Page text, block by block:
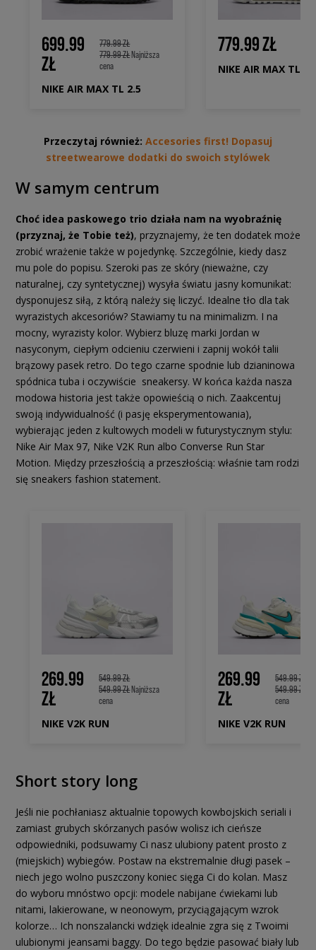
699.99
ZŁ
779.99 ZŁ
779.99 ZŁNajniższa
cena
NIKE AIR MAX TL 2.5
779.99 ZŁ
NIKE AIR MAX TL
Przeczytaj również: Accesories first! Dopasuj
streetwearowe dodatki do swoich stylówek
W samym centrum
Choć idea paskowego trio działa nam na wyobraźnię
(przyznaj, że Tobie też), przyznajemy, że ten dodatek może
zrobić wrażenie także w pojedynkę. Szczególnie, kiedy dasz
mu pole do popisu. Szeroki pas ze skóry (nieważne, czy
naturalnej, czy syntetycznej) wysyła światu jasny komunikat:
dysponujesz siłą, z którą należy się liczyć. Idealne tło dla tak
wyrazistych akcesoriów? Stawiamy tu na minimalizm. I na
mocny, wyrazisty kolor. Wybierz bluzę marki Jordan w
nasyconym, ciepłym odcieniu czerwieni i zapnij wokół talii
brązowy pasek retro. Do tego czarne spodnie lub dzianinowa
spódnica tuba i oczywiście sneakersy. W końca każda nasza
modowa historia jest także opowieścią o nich. Zaakcentuj
swoją indywidualność (i pasję eksperymentowania),
wybierając jeden z kultowych modeli w futurystycznym stylu:
Nike Air Max 97, Nike V2K Run albo Converse Run Star
Motion. Między przeszłością a przeszłością: właśnie tam rodzi
się sneakers fashion statement.
269.99
ZŁ
549.99 ZŁ
549.99 ZŁNajniższa
cena
NIKE V2K RUN
269.99
ZŁ
549.99 ZŁ
549.99 ZŁ
cena
NIKE V2K RUN
Short story long
Jeśli nie pochłaniasz aktualnie topowych kowbojskich seriali i
zamiast grubych skórzanych pasów wolisz ich cieńsze
odpowiedniki, podsuwamy Ci nasz ulubiony patent prosto z
(miejskich) wybiegów. Postaw na ekstremalnie długi pasek –
niech jego wolno puszczony koniec sięga Ci do kolan. Masz
do wyboru mnóstwo opcji: modele nabijane ćwiekami lub
nitami, lakierowane, w neonowym, przyciągającym wzrok
kolorze… Ich nonszalancki wdzięk idealnie zgra się z Twoimi
ulubionymi jeansami baggy. Do tego będzie pasować biały lub